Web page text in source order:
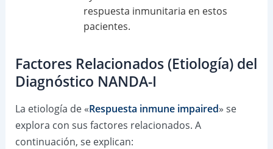
respuesta inmunitaria en estos
pacientes.
Factores Relacionados (Etiología) del
Diagnóstico NANDA-I
La etiología de «Respuesta inmune impaired» se
explora con sus factores relacionados. A
continuación, se explican: